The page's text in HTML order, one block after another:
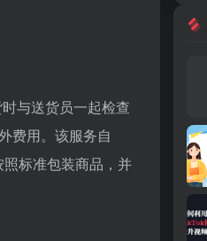
与送货员一起检查
费用。该服务自
标准包装商品，并